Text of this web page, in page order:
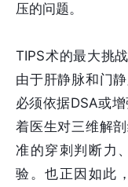
压的问题。
TIPS术的最大挑
由于肝静脉和门
必须依据DSA或
着医生对三维解
准的穿刺判断力
验。也正因如此